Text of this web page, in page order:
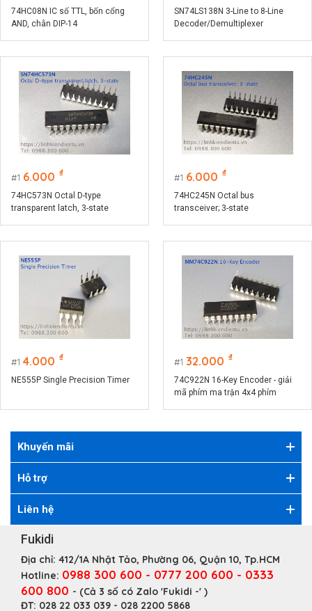
74HC08N IC số TTL, bốn cổng
AND, chân DIP-14
SN74LS138N 3-Line to 8-Line
Decoder/Demultiplexer
1 6.000 ₫
74HC573N Octal D-type
transparent latch, 3-state
1 6.000 ₫
74HC245N Octal bus
transceiver; 3-state
1 4.000 ₫
NE555P Single Precision Timer
1 32.000 ₫
74C922N 16-Key Encoder - giải
mã phím ma trận 4x4 phím
Khuyến mãi
Hỗ trợ
Liên hệ
Fukidi
Địa chỉ: 412/1A Nhật Tảo, Phường 06, Quận 10, Tp.HCM
Hotline: 0988 300 600 - 0777 200 600 - 0333
600 800 - (Cả 3 số có Zalo 'Fukidi -' )
ĐT: 028 22 033 039 - 028 2200 5868